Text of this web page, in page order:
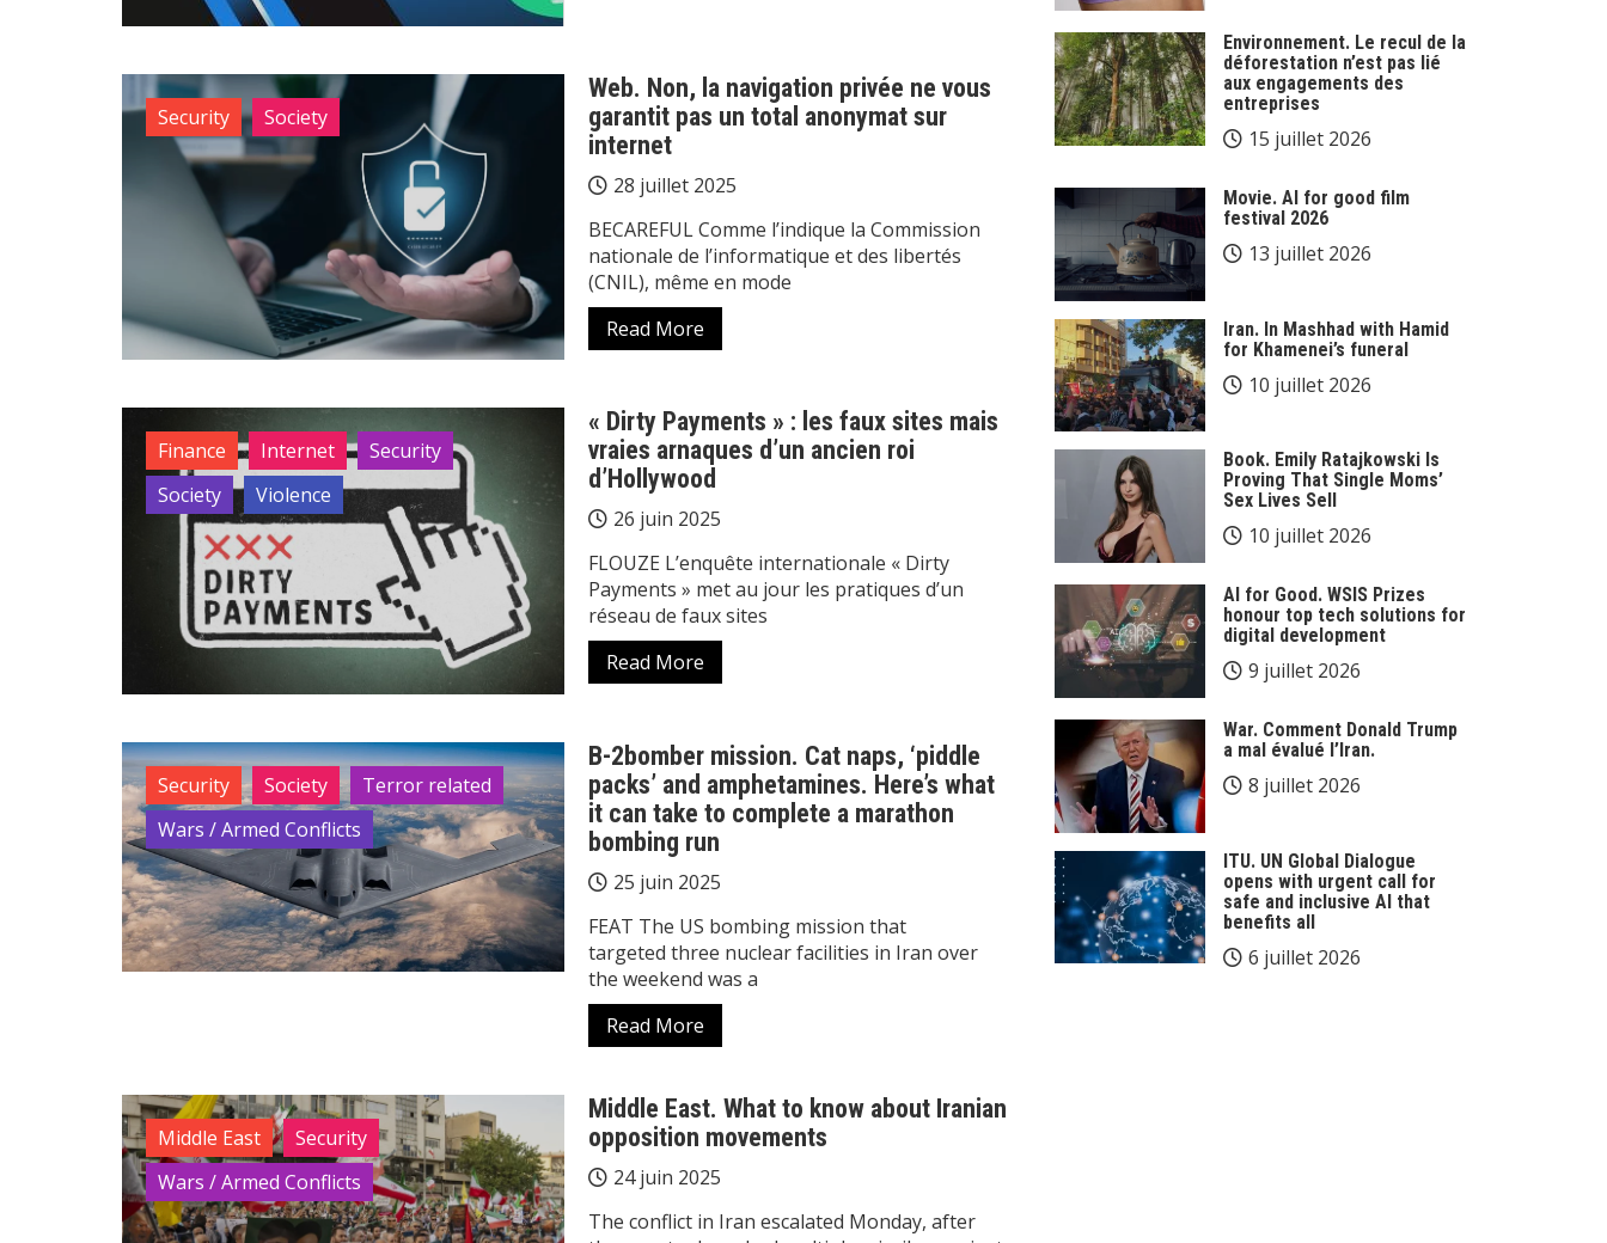
Security Society
Web. Non, la navigation privée ne vous
garantit pas un total anonymat sur
internet
28 juillet 2025
BECAREFUL Comme l’indique la Commission
nationale de l’informatique et des libertés
(CNIL), même en mode
Read More
Finance Internet
Security
Society
Violence
« Dirty Payments » : les faux sites mais
vraies arnaques d’un ancien roi
d’Hollywood
26 juin 2025
FLOUZE L’enquête internationale « Dirty
Payments » met au jour les pratiques d’un
réseau de faux sites
Read More
Security Society
Terror related
Wars / Armed Conflicts
B-2bomber mission. Cat naps, ‘piddle
packs’ and amphetamines. Here’s what
it can take to complete a marathon
bombing run
25 juin 2025
FEAT The US bombing mission that
targeted three nuclear facilities in Iran over
the weekend was a
Read More
Middle East
Security
Wars / Armed Conflicts
Middle East. What to know about Iranian
opposition movements
24 juin 2025
The conflict in Iran escalated Monday, after
Environnement. Le recul de la
déforestation n’est pas lié
aux engagements des
entreprises
15 juillet 2026
Movie. AI for good film
festival 2026
13 juillet 2026
Iran. In Mashhad with Hamid
for Khamenei’s funeral
10 juillet 2026
Book. Emily Ratajkowski Is
Proving That Single Moms’
Sex Lives Sell
10 juillet 2026
AI for Good. WSIS Prizes
honour top tech solutions for
digital development
9 juillet 2026
War. Comment Donald Trump
a mal évalué l’Iran.
8 juillet 2026
ITU. UN Global Dialogue
opens with urgent call for
safe and inclusive AI that
benefits all
6 juillet 2026